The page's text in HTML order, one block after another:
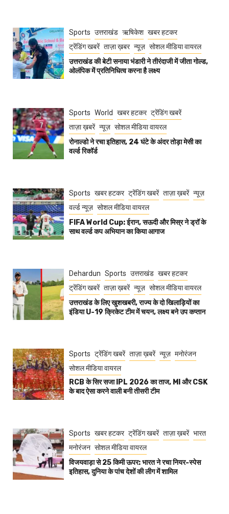
Sports उत्तराखंड ऋषिकेश खबर हटकर
ट्रेंडिंग खबरें ताज़ा ख़बर न्यूज़ सोशल मीडिया वायरल
उत्तराखंड की बेटी सनाया भंडारी ने तीरंदाजी में जीता गोल्ड,
ओलंपिक में प्रतिनिधित्व करना है लक्ष्य
Sports World खबर हटकर ट्रेंडिंग खबरें
ताज़ा ख़बरें न्यूज़ सोशल मीडिया वायरल
रोनाल्डो ने रचा इतिहास, 24 घंटे के अंदर तोड़ा मेसी का
वर्ल्ड रिकॉर्ड
Sports खबर हटकर ट्रेंडिंग खबरें ताज़ा ख़बरें न्यूज़
वर्ल्ड न्यूज़ सोशल मीडिया वायरल
FIFA World Cup: ईरान, सऊदी और मिस्र ने ड्रॉ के
साथ वर्ल्ड कप अभियान का किया आगाज
Dehardun Sports उत्तराखंड खबर हटकर
ट्रेंडिंग खबरें ताज़ा ख़बरें न्यूज़ सोशल मीडिया वायरल
उत्तराखंड के लिए खुशखबरी, राज्य के दो खिलाड़ियों का
इंडिया U-19 क्रिकेट टीम में चयन, लक्ष्य बने उप कप्तान
Sports ट्रेंडिंग खबरें ताज़ा ख़बरें न्यूज़ मनोरंजन
सोशल मीडिया वायरल
RCB के सिर सजा IPL 2026 का ताज, MI और CSK
के बाद ऐसा करने वाली बनी तीसरी टीम
Sports खबर हटकर ट्रेंडिंग खबरें ताज़ा ख़बरें भारत
मनोरंजन सोशल मीडिया वायरल
विजयवाड़ा से 25 किमी ऊपर: भारत ने रचा नियर-स्पेस
इतिहास, दुनिया के पांच देशों की लीग में शामिल